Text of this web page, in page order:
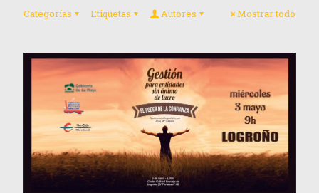
Categorías Etiquetas Autores Mostrar todo